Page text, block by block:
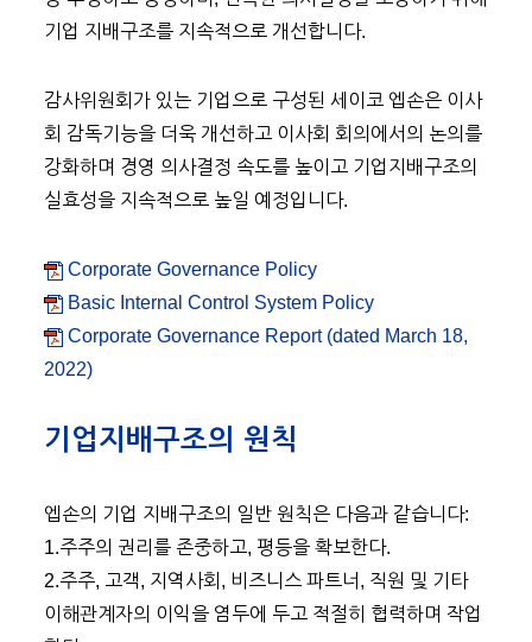
기업 지배구조를 지속적으로 개선합니다.
감사위원회가 있는 기업으로 구성된 세이코 엡손은 이사
회 감독기능을 더욱 개선하고 이사회 회의에서의 논의를
강화하며 경영 의사결정 속도를 높이고 기업지배구조의
실효성을 지속적으로 높일 예정입니다.
Corporate Governance Policy
Basic Internal Control System Policy
Corporate Governance Report (dated March 18,
2022)
기업지배구조의 원칙
엡손의 기업 지배구조의 일반 원칙은 다음과 같습니다:
1.주주의 권리를 존중하고, 평등을 확보한다.
2.주주, 고객, 지역사회, 비즈니스 파트너, 직원 및 기타
이해관계자의 이익을 염두에 두고 적절히 협력하며 작업